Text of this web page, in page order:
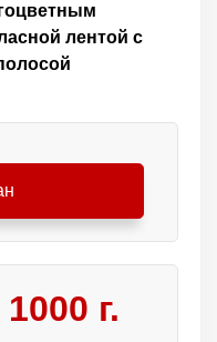
лентой с
1000 г.